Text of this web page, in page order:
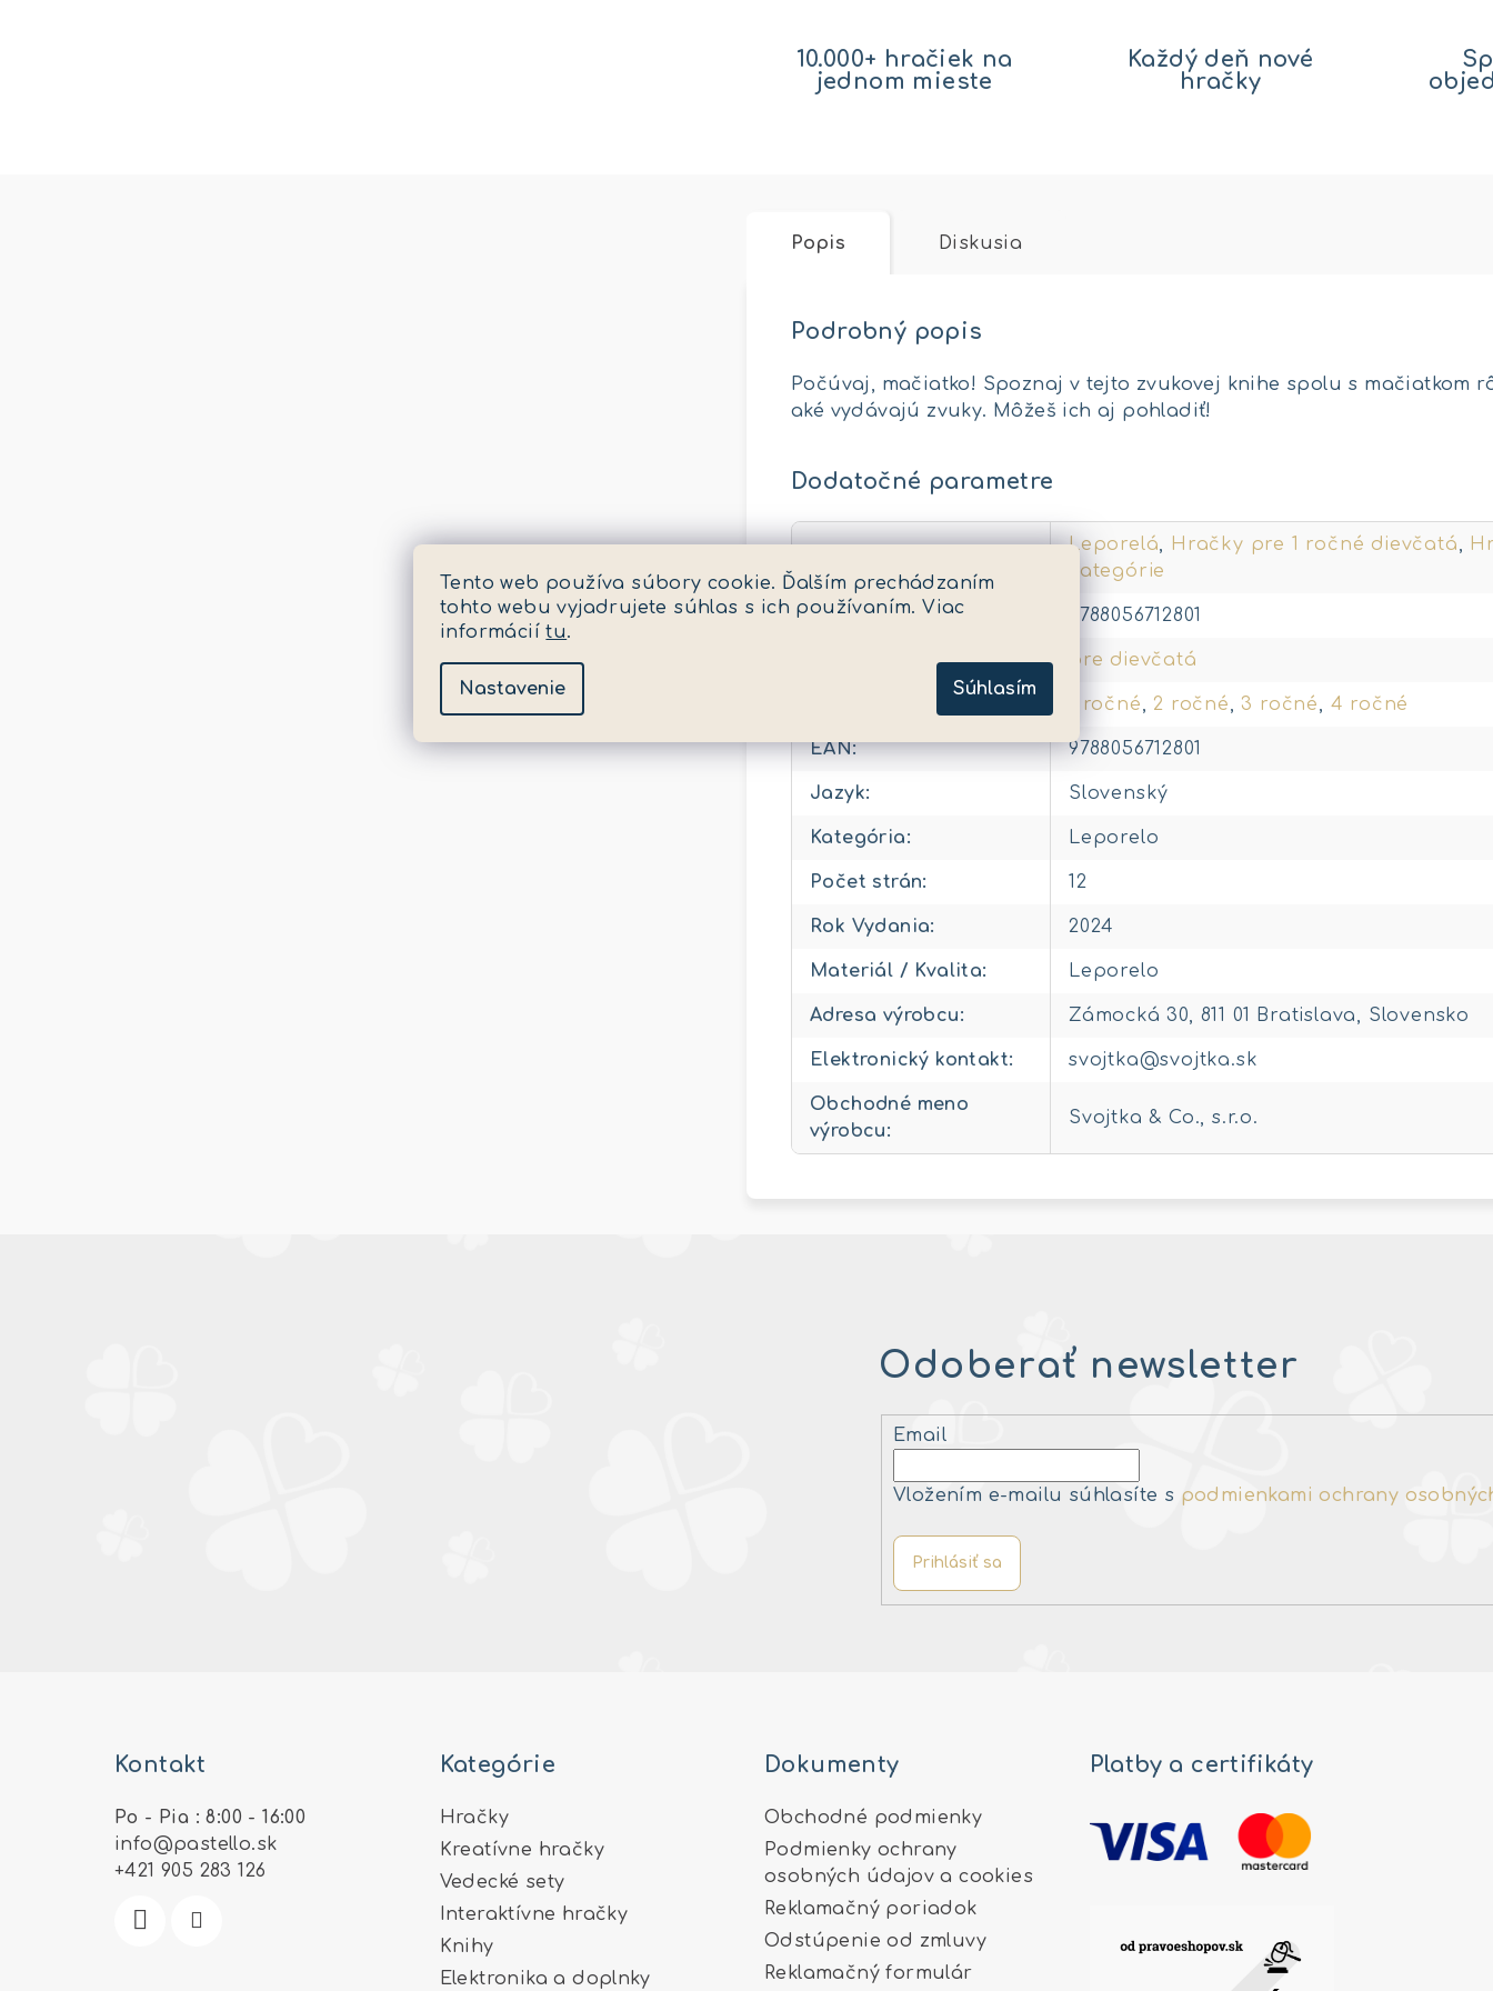
Tento web používa súbory cookie. Ďalším prechádzaním
tohto webu vyjadrujete súhlas s ich používaním. Viac
informáciítu.
Nastavenie Súhlasím
10.000+ hračiek na
jednom mieste
Každý deň nové
hračky
Popis Diskusia
Podrobný popis
Počúvaj, mačiatko! Spoznaj v tejto zvukovej knihe spolu s mačiatkom
aké vydávajú zvuky. Môžeš ich aj pohladiť!
Dodatočné parametre
Leporelá, Hračky pre 1 ročné dievčatá,
kategórie
EAN : 9788056712801
pre dievčatá
1 ročné, 2 ročné, 3 ročné, 4 ročné
EAN: 9788056712801
Jazyk: Slovenský
Kategória: Leporelo
Počet strán: 12
Rok Vydania: 2024
Materiál / Kvalita: Leporelo
Adresa výrobcu: Zámocká 30, 811 01 Bratislava, Slovensko
Elektronický kontakt: svojtka@svojtka.sk
Obchodné meno
výrobcu:
Svojtka & Co., s.r.o.
Odoberať newsletter
Email
Vložením e-mailu súhlasíte s podmienkami ochrany
Prihlásiť sa
Kontakt
Po - Pia : 8:00 - 16:00
info@pastello.sk
+421 905 283 126
Kategórie
Hračky
Kreatívne hračky
Vedecké sety
Interaktívne hračky
Knihy
Elektronika a doplnky
Dokumenty
Obchodné podmienky
Podmienky ochrany
osobných údajov a cookies
Reklamačný poriadok
Odstúpenie od zmluvy
Reklamačný formulár
Platby a certifikáty